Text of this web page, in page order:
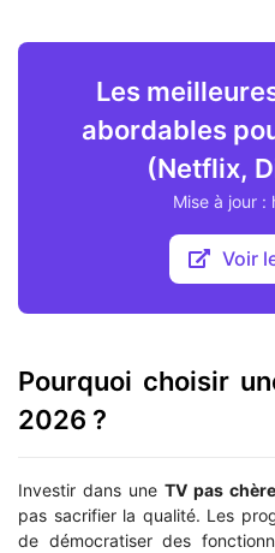
Les
abordables
(Netflix,
Mise à jour :
Voir
Pourquoi choisir
2026 ?
Investir dans une TV pas
pas sacrifier la qualité. Les
de démocratiser des